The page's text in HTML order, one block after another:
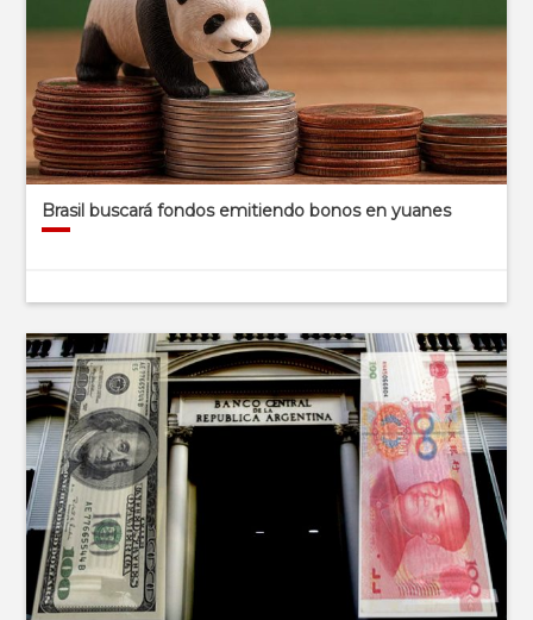
Brasil buscará fondos emitiendo bonos en yuanes